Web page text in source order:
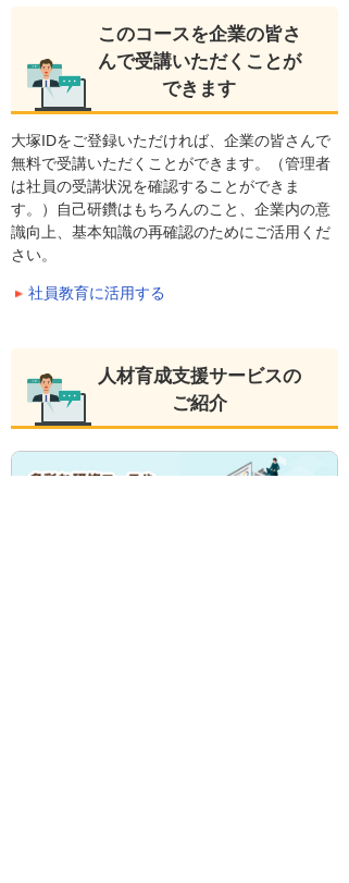
このコースを企業の皆さ
んで受講いただくことが
できます
大塚IDをご登録いただければ、企業の皆さんで
無料で受講いただくことができます。（管理者
は社員の受講状況を確認することができま
す。）自己研鑽はもちろんのこと、企業内の意
識向上、基本知識の再確認のためにご活用くだ
さい。
社員教育に活用する
人材育成支援サービスの
ご紹介